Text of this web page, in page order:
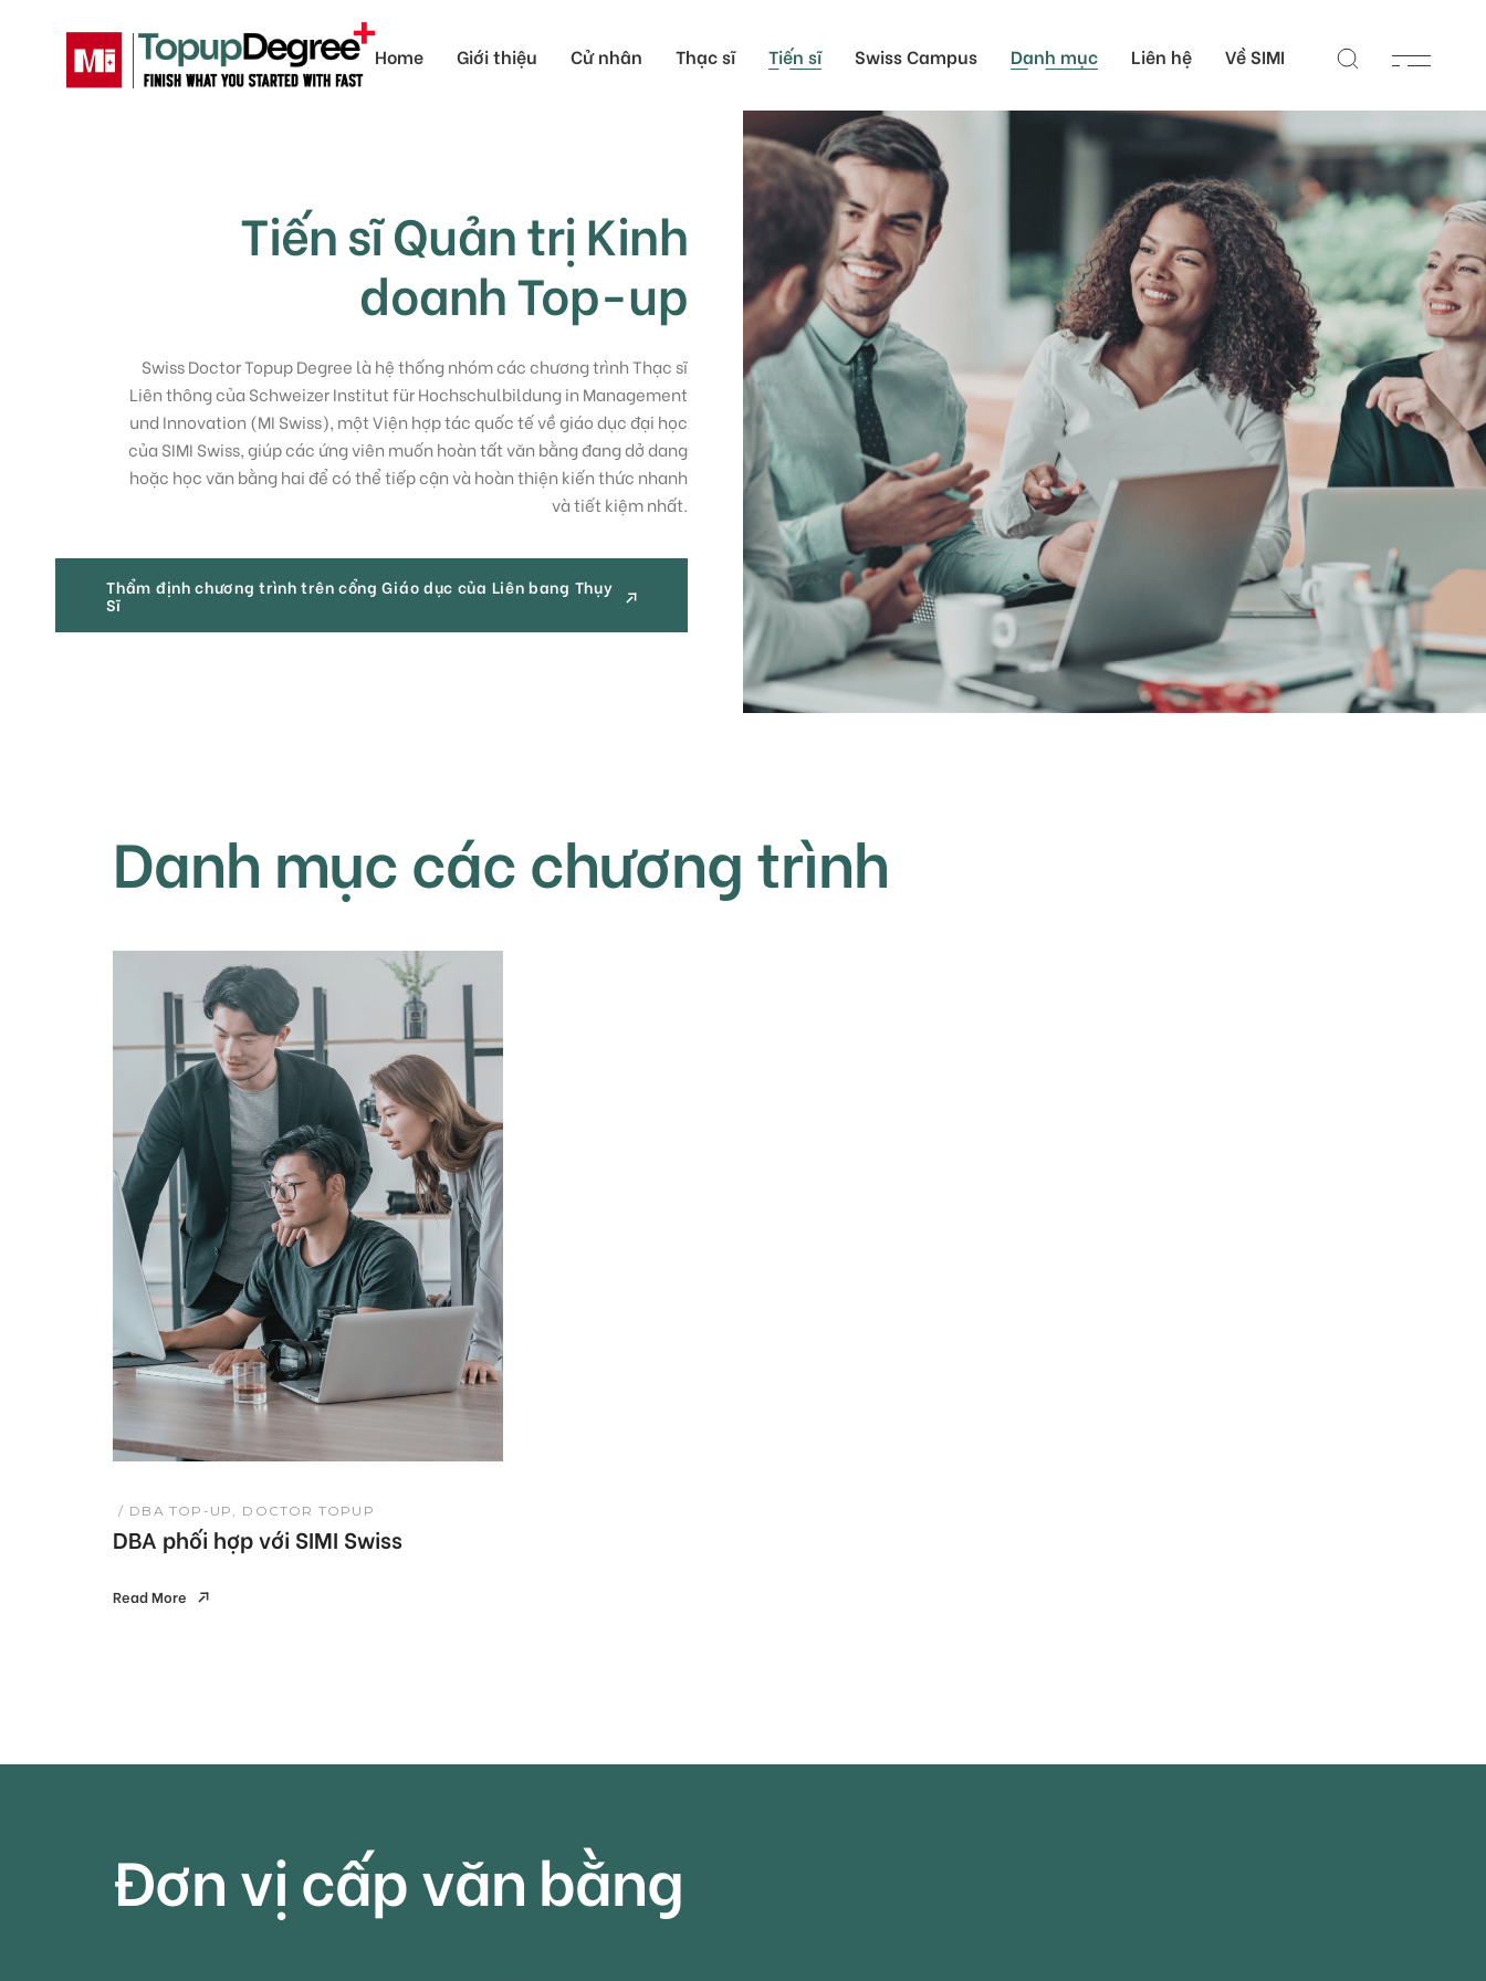
Home Giới thiệu Cử nhân Thạc sĩ Tiến sĩ Swiss Campus
Du học Thụy Sĩ Cử Nhân
Du học Thụy Sĩ Thạc Sĩ
Du học Thụy Sĩ Tiến Sĩ
Danh mục Liên hệ
Các campus của SIMI
Đơn vị hỗ trợ học thuật
tại Việt Nam
Cổng hỗ trợ học thuật
toàn cầu
Về SIMI
Tiến sĩ Quản trị Kinh
doanh Top-up
Swiss Doctor Topup Degree là hệ thống nhóm các chương trình Thạc sĩ
Liên thông của Schweizer Institut für Hochschulbildung in Management
und Innovation (MI Swiss), một Viện hợp tác quốc tế về giáo dục đại học
của SIMI Swiss, giúp các ứng viên muốn hoàn tất văn bằng đang dở dang
hoặc học văn bằng hai để có thể tiếp cận và hoàn thiện kiến thức nhanh
và tiết kiệm nhất.
Thẩm định chương trình trên cổng Giáo dục của Liên bang Thụy
Sĩ
Danh mục các chương trình
DBA TOP-UP DOCTOR TOPUP
DBA phối hợp với SIMI Swiss
Read More
Đơn vị cấp văn bằng